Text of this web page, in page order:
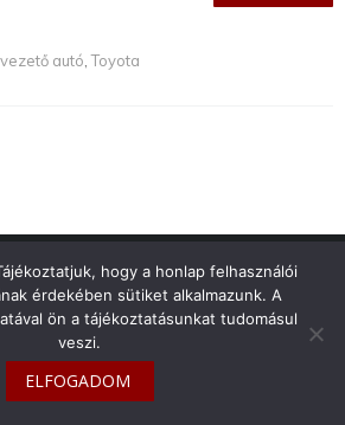
autó ,Toyota
2026Toyota Klub Magyarország
hogy a honlap felhasználói
érdekében sütiket alkalmazunk. A
ön a tájékoztatásunkat tudomásul
veszi.
ELFOGADOM